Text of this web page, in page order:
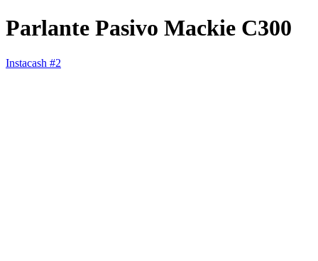
Parlante Pasivo Mackie C300
Instacash #2